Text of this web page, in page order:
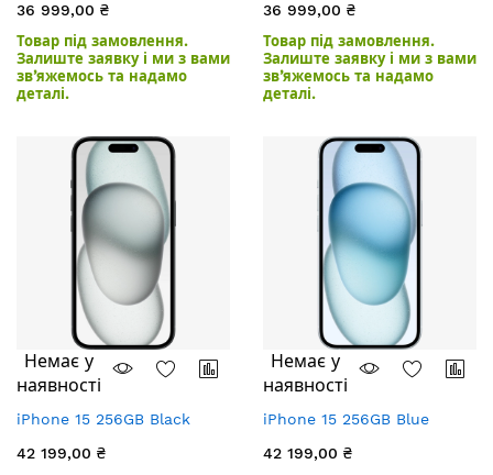
36 999,00 ₴
Товар під замовлення.
Залиште заявку і ми з вами
зв’яжемось та надамо
деталі.
36 999,00 ₴
Товар під замовлення.
Залиште заявку і ми з вами
зв’яжемось та надамо
деталі.
Немає у
наявності
iPhone 15 256GB Black
42 199,00 ₴
Немає у
наявності
iPhone 15 256GB Blue
42 199,00 ₴